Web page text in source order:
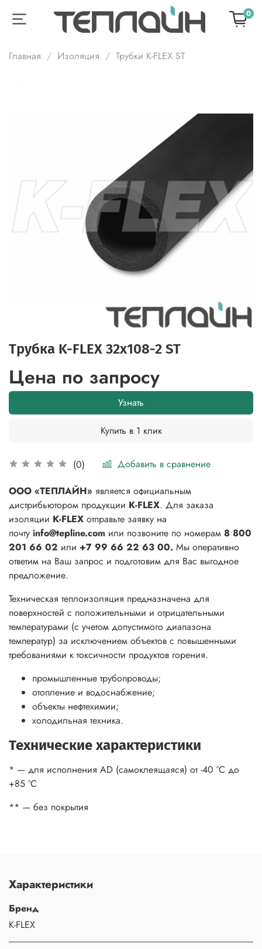
0
Главная Изоляция Трубки K-FLEX ST
Трубка K-FLEX 32x108-2 ST
(0) Добавить в сравнение
Цена по запросу
Узнать
Купить в 1 клик
ООО «ТЕПЛАЙН» является официальным
дистрибьютором продукции K-FLEX. Для заказа
изоляции K-FLEX отправьте заявку на
почту info@tepline.com или позвоните по номерам 8 800
201 66 02 или +7 99 66 22 63 00. Мы оперативно
ответим на Ваш запрос и подготовим для Вас выгодное
предложение.
Техническая теплоизоляция предназначена для
поверхностей с положительными и отрицательными
температурами (с учетом допустимого диапазона
температур) за исключением объектов с повышенными
требованиями к токсичности продуктов горения.
промышленные трубопроводы;
отопление и водоснабжение;
объекты нефтехимии;
холодильная техника.
Технические характеристики
* — для исполнения AD (самоклеящаяся) от -40 °С до
+85 °С
** — без покрытия
Характеристики
Бренд
K-FLEX